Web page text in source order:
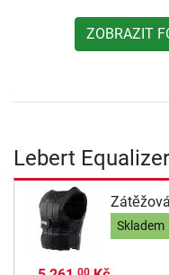
ZOBRAZIT
Lebert
Skladem